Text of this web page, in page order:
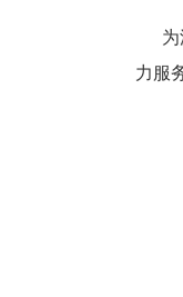
为
力服